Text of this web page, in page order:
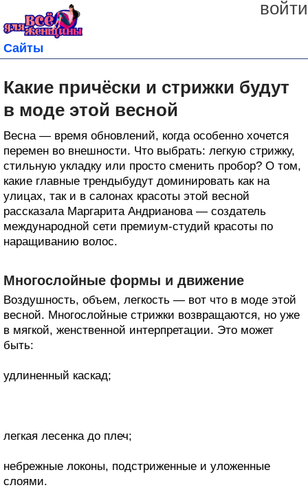
войти
Сайты
Какие причёски и стрижки будут
в моде этой весной
Весна — время обновлений, когда особенно хочется
перемен во внешности. Что выбрать: легкую стрижку,
стильную укладку или просто сменить пробор? О том,
какие главные трендыбудут доминировать как на
улицах, так и в салонах красоты этой весной
рассказала Маргарита Андрианова — создатель
международной сети премиум-студий красоты по
наращиванию волос.
Многослойные формы и движение
Воздушность, объем, легкость — вот что в моде этой
весной. Многослойные стрижки возвращаются, но уже
в мягкой, женственной интерпретации. Это может
быть:
удлиненный каскад;
легкая лесенка до плеч;
небрежные локоны, подстриженные и уложенные
слоями.